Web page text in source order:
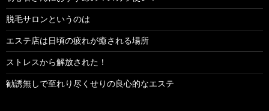
ン脱毛サロンというのは
エステ店は日頃の疲れが癒される場所
ストレスから解放された！
勧誘無しで至れり尽くせりの良心的なエステ